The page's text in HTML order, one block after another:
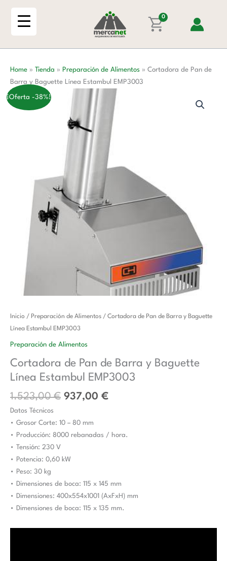
0
Home » Tienda » Preparación de Alimentos » Cortadora de Pan de
Barra y Baguette Línea Estambul EMP3003
¡Oferta -38%!
Inicio / Preparación de Alimentos / Cortadora de Pan de Barra y Baguette
Línea Estambul EMP3003
Preparación de Alimentos
Cortadora de Pan de Barra y Baguette
Línea Estambul EMP3003
1.523,00€
El
precio
original
1.523,00 €.
937,00 €
El
937,00 €.
Datos Técnicos
• Grosor Corte: 10 – 80 mm
• Producción: 8000 rebanadas / hora.
• Tensión: 230 V
• Potencia: 0,60 kW
• Peso: 30 kg
• Dimensiones de boca: 115 x 145 mm
• Dimensiones: 400x554x1001 (AxFxH) mm
• Dimensiones de boca: 115 x 135 mm.
Cortadora
de
Pan
Barra
Línea
Estambul
EMP3003
cantidad
Barra
y
Baguette
Estambul
EMP3003
cantidad